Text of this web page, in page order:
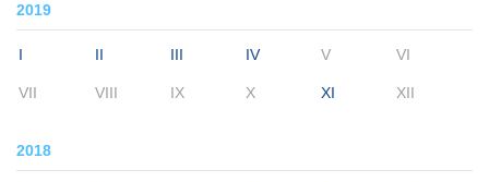
2019
I II III IV V VI
VII VIII IX X XI XII
2018